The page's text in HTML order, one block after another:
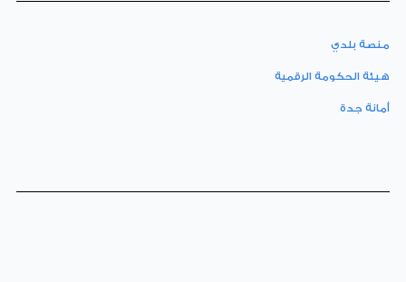
منصة بلدي
هيئة الحكومة الرقمية
أمانة جدة